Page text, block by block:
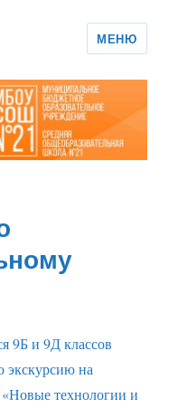
МЕНЮ
9Б и 9Д классов
экскурсию на
технологии и